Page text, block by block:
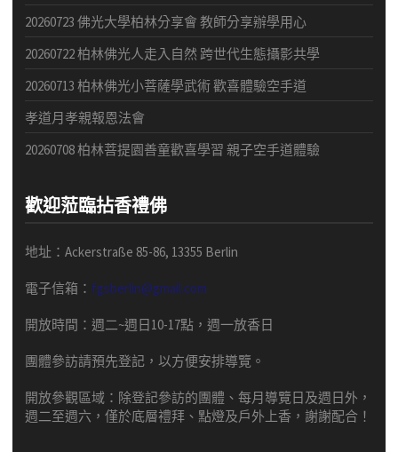
20260723 佛光大學柏林分享會 教師分享辦學用心
20260722 柏林佛光人走入自然 跨世代生態攝影共學
20260713 柏林佛光小菩薩學武術 歡喜體驗空手道
孝道月孝親報恩法會
20260708 柏林菩提園善童歡喜學習 親子空手道體驗
歡迎蒞臨拈香禮佛
地址：Ackerstraße 85-86, 13355 Berlin
電子信箱： fgsberlin@gmail.com
開放時間 ： 週二~週日 10-17點， 週一放香日
團體參訪請預先登記，以方便安排導覽 。
開放參觀區域： 除登記參訪的團體、每月導覽日及週日外，
週二至週六，僅於底層禮拜、點燈及戶外上香，謝謝配合！